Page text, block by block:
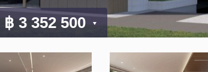
฿ 3 352 500